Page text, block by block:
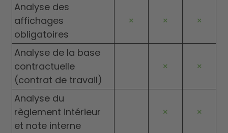
Analyse des
affichages
obligatoires
× × ×
Analyse de la base
contractuelle
(contrat de travail)
× ×
Analyse du
règlement intérieur
et note interne
× ×